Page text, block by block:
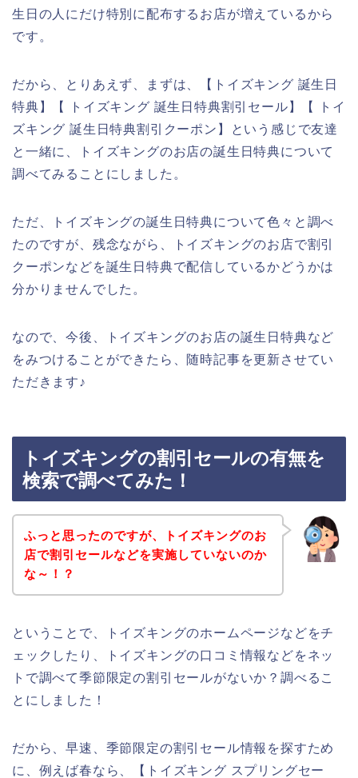
生日の人にだけ特別に配布するお店が増えているから
です。
だから、とりあえず、まずは、【トイズキング 誕生日
特典】【 トイズキング 誕生日特典割引セール】【 トイ
ズキング 誕生日特典割引クーポン】という感じで友達
と一緒に、トイズキングのお店の誕生日特典について
調べてみることにしました。
ただ、トイズキングの誕生日特典について色々と調べ
たのですが、残念ながら、トイズキングのお店で割引
クーポンなどを誕生日特典で配信しているかどうかは
分かりませんでした。
なので、今後、トイズキングのお店の誕生日特典など
をみつけることができたら、随時記事を更新させてい
ただきます♪
トイズキングの割引セールの有無を
検索で調べてみた！
ふっと思ったのですが、トイズキングのお
店で割引セールなどを実施していないのか
な～！？
ということで、トイズキングのホームページなどをチ
ェックしたり、トイズキングの口コミ情報などをネッ
トで調べて季節限定の割引セールがないか？調べるこ
とにしました！
だから、早速、季節限定の割引セール情報を探すため
に、例えば春なら、【トイズキング スプリングセー